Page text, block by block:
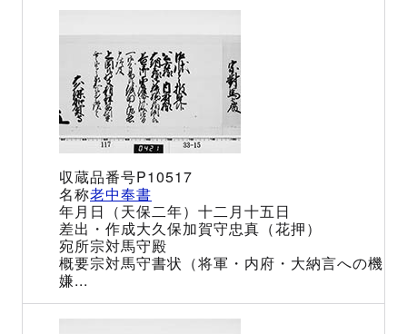
P10517
老中奉書
（天保二年）十二月十五日
大久保加賀守忠真（花押）
宗対馬守殿
宗対馬守書状（将軍・内府・大納言への機
嫌...